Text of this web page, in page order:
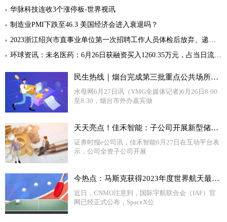
华脉科技连收3个涨停板-世界视讯
制造业PMI下跌至46.3 美国经济会进入衰退吗？
2023浙江绍兴市直事业单位第一次招聘工作人员体检后放弃、递补人员名单名单（二）
环球资讯：未名医药：6月26日获融资买入1260.35万元，占当日流入资金比例21.21%
民生热线｜烟台完成第三批重点公共场所外语标识规范行动
水母网6月27日讯（YMG全媒体记者)6月26日8:00
至8:30，烟台市外办嘉宾做
天天亮点！佳禾智能：子公司开展新型储能业务 预计9月底试产
证券时报e公司讯，佳禾智能6月27日在互动平台表
示，公司全资子公司开展
今热点：马斯克获得2023年度世界航天最高奖 星舰成功率已大增
近日，CNMO注意到，国际宇航联合会（IAF）官
网已经正式公布，SpaceX公